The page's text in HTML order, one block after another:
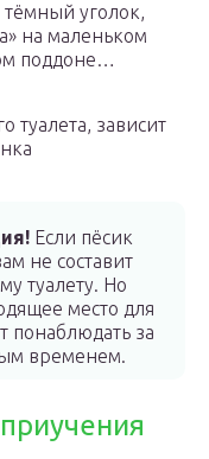
уголок,
на маленьком
поддоне…
туалета, зависит
Если пёсик
не составит
туалету. Но
место для
понаблюдать за
временем.